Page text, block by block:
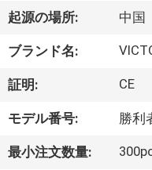
ク
ト
私
達
起源の場所: 中国
ブランド名:
証明: CE
モデル番号: 勝利
最小注文数量: